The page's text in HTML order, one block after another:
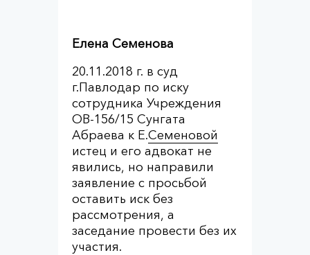
Елена Семенова
20.11.2018 г. в суд
г.Павлодар по иску
сотрудника Учреждения
ОВ-156/15 Сунгата
Абраева к Е.Семеновой
истец и его адвокат не
явились, но направили
заявление с просьбой
оставить иск без
рассмотрения, а
заседание провести без их
участия.